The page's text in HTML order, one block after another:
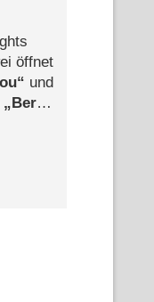
öffnet
und
Berlin